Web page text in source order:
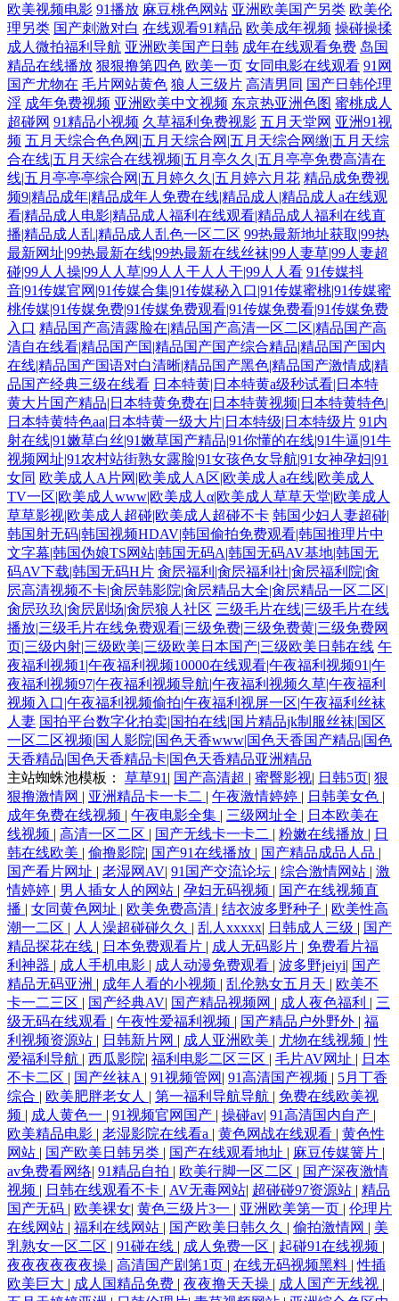
欧美视频电影 91播放 麻豆桃色网站 亚洲欧美国产另类 欧美伦
理另类 国产刺激对白 在线观看91精品 欧美成年视频 操碰操揉
成人微拍福利导航 亚洲欧美国产日韩 成年在线观看免费 岛国
精品在线播放 狠狠撸第四色 欧美一页 女同电影在线观看 91网
国产尤物在 毛片网站黄色 狼人三级片 高清男同 国产日韩伦理
淫 成年免费视频 亚洲欧美中文视频 东京热亚洲色图 蜜桃成人
超碰网 91精品小视频 久草福利免费视影 五月天堂网 亚洲91视
频 五月天综合色色网|五月天综合网|五月天综合网缴|五月天综
合在线|五月天综合在线视频|五月亭久久|五月亭亭免费高清在
线|五月亭亭亭综合网|五月婷久久|五月婷六月花 精品成免费视
频9|精品成年|精品成年人免费在线|精品成人|精品成人a在线观
看|精品成人电影|精品成人福利在线观看|精品成人福利在线直
播|精品成人乱|精品成人乱色一区二区 99热最新地址获取|99热
最新网址|99热最新在线|99热最新在线丝袜|99人妻草|99人妻超
碰|99人人操|99人人草|99人人干人人干|99人人看 91传媒抖
音|91传媒官网|91传媒合集|91传媒秘入口|91传媒蜜桃|91传媒蜜
桃传媒|91传媒免费|91传媒免费观看|91传媒免费看|91传媒免费
入口 精品国产高清露脸在|精品国产高清一区二区|精品国产高
清自在线看|精品国产国|精品国产国产综合精品|精品国产国内
在线|精品国产国语对白清晰|精品国产黑色|精品国产激情成|精
品国产经典三级在线看 日本特黄|日本特黄a级秒试看|日本特
黄大片国产精品|日本特黄免费在|日本特黄视频|日本特黄特色|
日本特黄特色aa|日本特黄一级大片|日本特级|日本特级片 91内
射在线|91嫩草白丝|91嫩草国产精品|91你懂的在线|91牛逼|91牛
视频网址|91农村站街熟女露脸|91女孩色女导航|91女神孕妇|91
女同 欧美成人A片网|欧美成人A区|欧美成人a在线|欧美成人
TV一区|欧美成人www|欧美成人α|欧美成人草草天堂|欧美成人
草草影视|欧美成人超碰|欧美成人超碰不卡 韩国少妇人妻超碰|
韩国射无码|韩国视频HDAV|韩国偷拍免费观看|韩国推理片中
文字幕|韩国伪娘TS网站|韩国无码A|韩国无码AV基地|韩国无
码AV下载|韩国无码H片 肏屄福利|肏屄福利社|肏屄福利院|肏
屄高清视频不卡|肏屄韩影院|肏屄精品大全|肏屄精品一区二区|
肏屄玖玖|肏屄剧场|肏屄狼人社区 三级毛片在线|三级毛片在线
播放|三级毛片在线免费观看|三级免费|三级免费黄|三级免费网
页|三级内射|三级欧美|三级欧美日本国产|三级欧美日韩在线 午
夜福利视频1|午夜福利视频10000在线观看|午夜福利视频91|午
夜福利视频97|午夜福利视频导航|午夜福利视频久草|午夜福利
视频入口|午夜福利视频偷拍|午夜福利视屏一区|午夜福利丝袜
人妻 国拍平台数字化拍卖|国拍在线|国片精品jk制服丝袜|国区
一区二区视频|国人影院|国色天香www|国色天香国产精品|国色
天香精品|国色天香精品卡|国色天香精品亚洲精品
主站蜘蛛池模板： 草草91 | 国产高清超 | 蜜臀影视| 日韩5页| 狠
狠撸激情网 | 亚洲精品卡一卡二 | 午夜激情婷婷 | 日韩美女色 |
成年免费在线视频 | 午夜电影全集 | 三级网址全 | 日本欧美在
线视频 | 高清一区二区 | 国产无线卡一卡二 | 粉嫩在线播放 | 日
韩在线欧美 | 偷撸影院| 国产91在线播放 | 国产精品成品人品 |
国产看片网址 | 老湿网AV| 91国产交流论坛 | 综合激情网站 | 激
情婷婷 | 男人插女人的网站 | 孕妇无码视频 | 国产在线视频直
播 | 女同黄色网址 | 欧美免费高清 | 结衣波多野种子 | 欧美性高
潮一二区 | 人人澡超碰碰久久 | 乱人xxxxx| 日韩成人三级 | 国产
精品探花在线 | 日本免费观看片 | 成人无码影片 | 免费看片福
利神器 | 成人手机电影 | 成人动漫免费观看 | 波多野jeiyi| 国产
精品无码亚洲 | 成年人看的小视频 | 乱伦熟女五月天 | 欧美不
卡一二三区 | 国产经典AV| 国产精品视频网 | 成人夜色福利 | 三
级无码在线观看 | 午夜性爱福利视频 | 国产精品户外野外 | 福
利视频资源站 | 日韩新片网 | 成人亚洲欧美 | 尤物在线视频 |性
爱福利导航 | 西瓜影院| 福利电影二区三区 | 毛片AV网址 | 日本
不卡二区 | 国产丝袜A | 91视频管网 | 91高清国产视频 | 5月丁香
综合 | 欧美肥胖老女人 | 第一福利导航导航 | 免费在线欧美视
频 | 成人黄色一 | 91视频官网国产 | 操碰av| 91高清国内自产 |
欧美精品电影 | 老湿影院在线看a | 黄色网战在线观看 | 黄色性
网站 | 国产欧美日韩另类 | 国产在线观看地址 | 麻豆传媒簧片 |
av免费看网络| 91精品自拍 | 欧美行脚一区二区 | 国产深夜激情
视频 | 日韩在线观看不卡 | AV无毒网站| 超碰碰97资源站 | 精品
国产无码 | 欧美裸女| 黄色三级片3一 | 亚洲欧美第一页 | 伦理片
在线网站 | 福利在线网站 | 国产欧美日韩久久 | 偷拍激情网 | 美
乳熟女一区二区 | 91碰在线 | 成人免费一区 | 起碰91在线视频 |
夜夜夜夜夜夜操 | 高清国产剧第1页 | 在线无码视频黑料 |性插
欧美巨大 | 成人国精品免费 | 夜夜撸天天操 | 成人国产无线视 |